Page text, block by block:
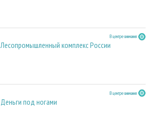
В центре внимания
Лесопромышленный комплекс России
В центре внимания
Деньги под ногами